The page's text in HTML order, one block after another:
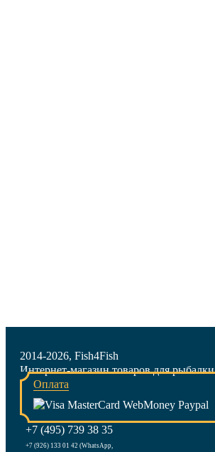
2014-2026, Fish4Fish
Интернет-магазин товаров для рыбалки
Оплата
+7 (495) 739 38 35
+7 (926) 133 01 42 (WhatsApp,